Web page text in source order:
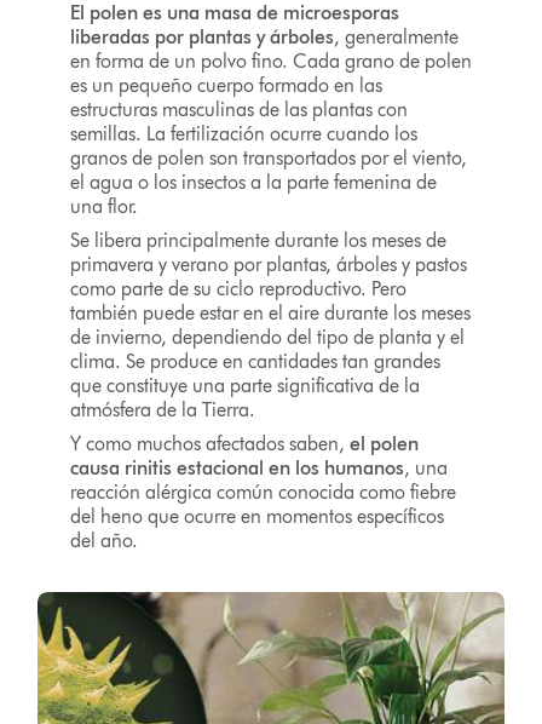
El polen es una masa de microesporas
liberadas por plantas y árboles, generalmente
en forma de un polvo fino. Cada grano de polen
es un pequeño cuerpo formado en las
estructuras masculinas de las plantas con
semillas. La fertilización ocurre cuando los
granos de polen son transportados por el viento,
el agua o los insectos a la parte femenina de
una flor.
Se libera principalmente durante los meses de
primavera y verano por plantas, árboles y pastos
como parte de su ciclo reproductivo. Pero
también puede estar en el aire durante los meses
de invierno, dependiendo del tipo de planta y el
clima. Se produce en cantidades tan grandes
que constituye una parte significativa de la
atmósfera de la Tierra.
Y como muchos afectados saben, el polen
causa rinitis estacional en los humanos, una
reacción alérgica común conocida como fiebre
del heno que ocurre en momentos específicos
del año.